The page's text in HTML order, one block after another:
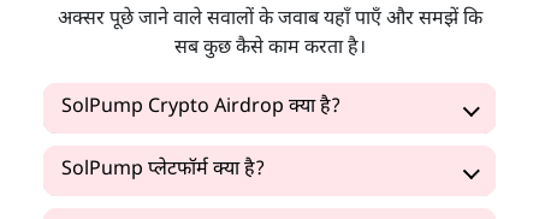
अक्सर पूछे जाने वाले सवालों के जवाब यहाँ पाएँ और समझें कि
सब कुछ कैसे काम करता है।
SolPump Crypto Airdrop क्या है?
SolPump प्लेटफॉर्म क्या है?